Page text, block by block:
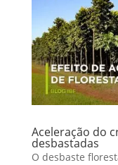
Aceleração do
desbastadas
O desbaste